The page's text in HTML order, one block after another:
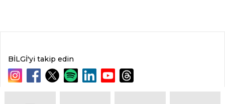
BİLGİ'yi takip edin